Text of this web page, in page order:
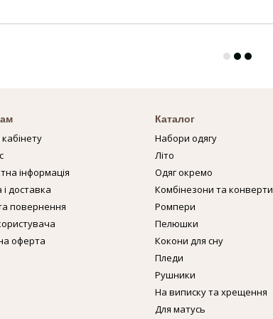
інформація
доставка
повернення
оферта
Каталог
Набори одягу
Літо
Одяг окремо
Комбінезони та конверти
Ромпери
Пелюшки
Кокони для сну
Пледи
Рушники
На виписку та хрещення
Для матусь